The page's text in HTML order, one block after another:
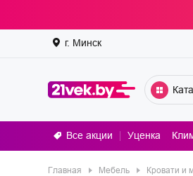
г. Минск
Все акции Уценка
Кровати и
Мебель
Главная